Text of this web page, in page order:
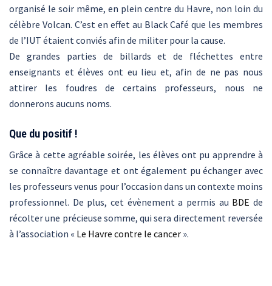
organisé le soir même, en plein centre du Havre, non loin du
célèbre Volcan. C’est en effet au Black Café que les membres
de l’IUT étaient conviés afin de militer pour la cause.
De grandes parties de billards et de fléchettes entre
enseignants et élèves ont eu lieu et, afin de ne pas nous
attirer les foudres de certains professeurs, nous ne
donnerons aucuns noms.
Que du positif !
Grâce à cette agréable soirée, les élèves ont pu apprendre à
se connaître davantage et ont également pu échanger avec
les professeurs venus pour l’occasion dans un contexte moins
professionnel. De plus, cet évènement a permis au BDE de
récolter une précieuse somme, qui sera directement reversée
à l’association « Le Havre contre le cancer ».